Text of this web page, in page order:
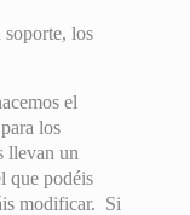
soporte, los
el
los
llevan un
que podéis
modificar. Si